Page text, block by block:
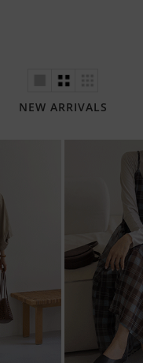
NEW ARRIVALS